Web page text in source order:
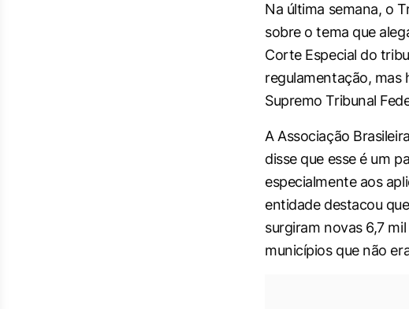
Na última semana, o
sobre o tema que
Corte Especial do
regulamentação,
Supremo Tribunal
A Associação
disse que esse é um
especialmente aos
entidade destacou
surgiram novas 6,7
municípios que não